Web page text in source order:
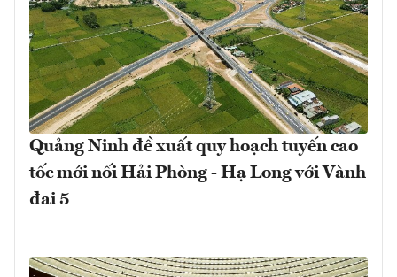
Quảng Ninh đề xuất quy hoạch tuyến cao
tốc mới nối Hải Phòng - Hạ Long với Vành
đai 5